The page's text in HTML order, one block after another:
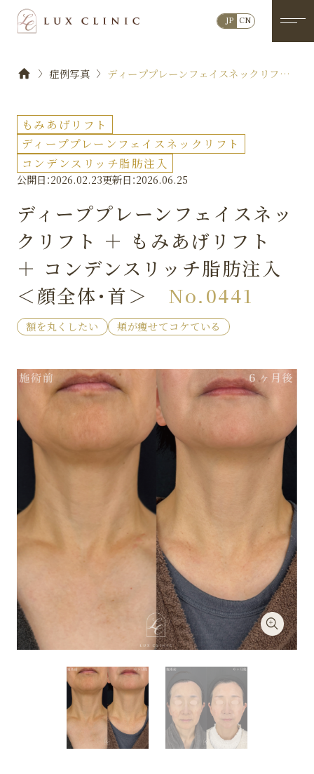
JP CN
症例写真
ディーププレーンフェイスネックリフト
もみあげリフト
ディーププレーンフェイスネックリフト
コンデンスリッチ脂肪注入
公開日：2026.02.23更新日：2026.06.25
ディーププレーンフェイスネッ
クリフト ＋ もみあげリフト
＋ コンデンスリッチ脂肪注入
＜顔全体・首＞ No.0441
額を丸くしたい 頬が痩せてコケている